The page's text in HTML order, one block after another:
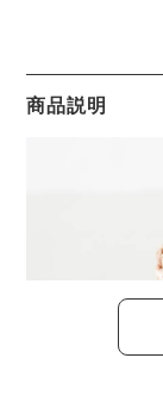
商品説明